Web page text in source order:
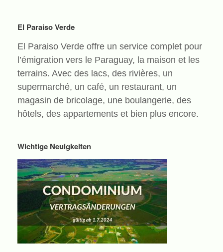
El Paraiso Verde
El Paraiso Verde offre un service complet pour
l’émigration vers le Paraguay, la maison et les
terrains. Avec des lacs, des rivières, un
supermarché, un café, un restaurant, un
magasin de bricolage, une boulangerie, des
hôtels, des appartements et bien plus encore.
Wichtige Neuigkeiten